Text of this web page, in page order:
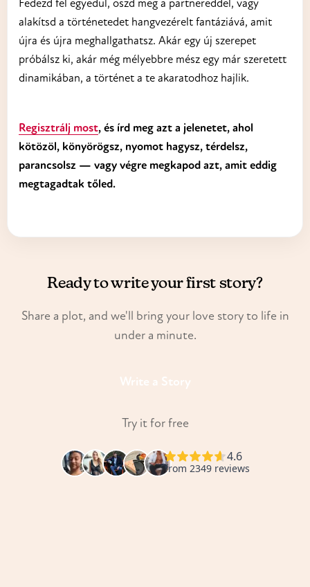
alakítsd a történetedet hangvezérelt fantáziává, amit
újra és újra meghallgathatsz. Akár egy új szerepet
próbálsz ki, akár még mélyebbre mész egy már szeretett
dinamikában, a történet a te akaratodhoz hajlik.
Regisztrálj most, és írd meg azt a jelenetet, ahol
kötözöl, könyörögsz, nyomot hagysz, térdelsz,
parancsolsz — vagy végre megkapod azt, amit eddig
megtagadtak tőled.
Ready to write your first story?
Share a plot, and we'll bring your love story to life in
under a minute.
Write a Story
Try it for free